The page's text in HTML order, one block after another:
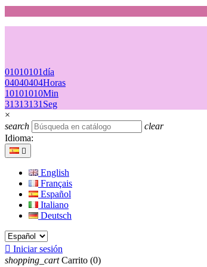
01010101día
04040404Horas
10101010Min
31313131 Seg
×
search
clear
Idioma:

English
Français
Español
Italiano
Deutsch
 Iniciar sesión
shopping_cart Carrito (0)